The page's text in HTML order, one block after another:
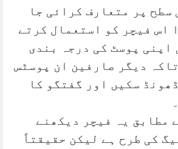
سطح پر متعارف کرائی جا
اس فیچر کو استعمال کرتے
اپنی پوسٹ کی درجہ بندی
دیگر صارفین ان پوسٹس
سکیں اور گفتگو کا
مطابق یہ فیچر دیکھنے
کی طرح ہے لیکن حقیقتاً